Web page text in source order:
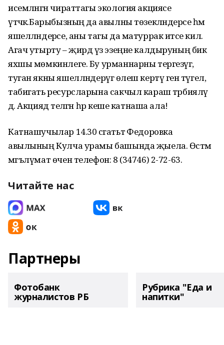
исемләнгән чираттагы экология акциясе
үтәчәк.Барыбызның да авылны төзекләндерәсе һәм
яшелләндерәсе, аны тагы да матуррак итәсе килә.
Агач утырту – җирдә үз эзеңне калдыруның бик
яхшы мөмкинлеге. Бу урманнарны тергезүгә,
туган якны яшелләндерүгә өлеш кертү генә түгел, ә
табигать ресурсларына сакчыл караш тәрбияләү
дә. Акциядә теләгән һәр кеше катнаша ала!
Катнашучылар 14.30 сәгатьтә Федоровка
авылының Кулча урамы башында җыела. Өстәмә
мәгълүмат өчен телефон: 8 (34746) 2-72-63.
Читайте нас
Партнеры
Фотобанк
журналистов РБ
Рубрика "Еда и
напитки"